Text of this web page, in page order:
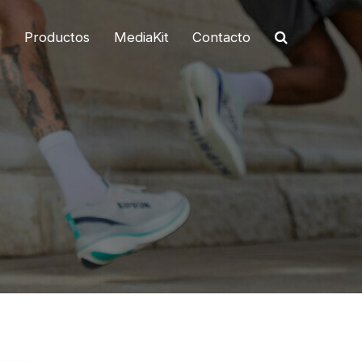
Productos MediaKit Contacto